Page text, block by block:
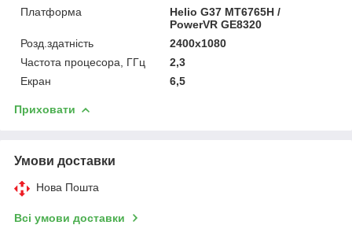
Платформа
Helio G37 MT6765H /
PowerVR GE8320
Розд.здатність
2400x1080
Частота процесора, ГГц
2,3
Екран
6,5
Приховати
Умови доставки
Нова Пошта
Всі умови доставки